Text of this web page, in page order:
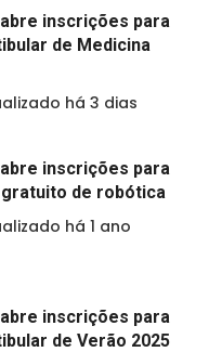
abre inscrições para
de Medicina
há 3 dias
abre inscrições para
de robótica
há 1 ano
abre inscrições para
de Verão 2025